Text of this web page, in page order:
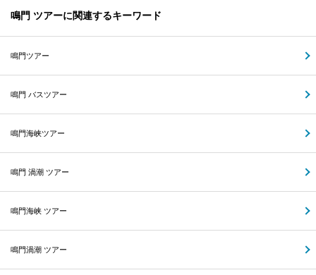
鳴門 ツアーに関連するキーワード
鳴門ツアー
鳴門 バスツアー
鳴門海峡ツアー
鳴門 渦潮 ツアー
鳴門海峡 ツアー
鳴門渦潮 ツアー